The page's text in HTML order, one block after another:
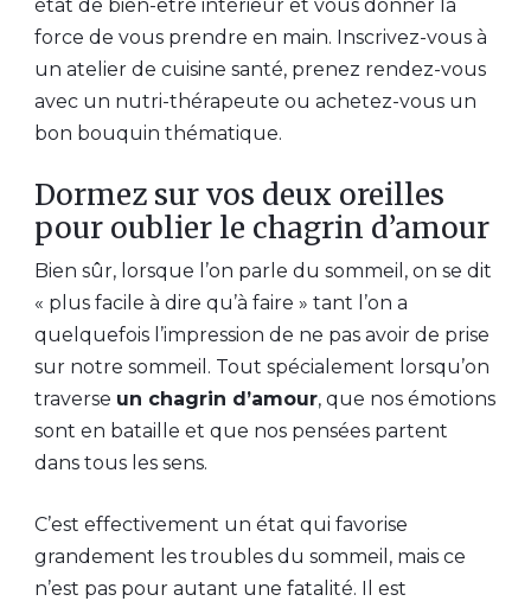
état de bien-être intérieur et vous donner la
force de vous prendre en main. Inscrivez-vous à
un atelier de cuisine santé, prenez rendez-vous
avec un nutri-thérapeute ou achetez-vous un
bon bouquin thématique.
Dormez sur vos deux oreilles
pour oublier le chagrin d’amour
Bien sûr, lorsque l’on parle du sommeil, on se dit
« plus facile à dire qu’à faire » tant l’on a
quelquefois l’impression de ne pas avoir de prise
sur notre sommeil. Tout spécialement lorsqu’on
traverse un chagrin d’amour, que nos émotions
sont en bataille et que nos pensées partent
dans tous les sens.
C’est effectivement un état qui favorise
grandement les troubles du sommeil, mais ce
n’est pas pour autant une fatalité. Il est